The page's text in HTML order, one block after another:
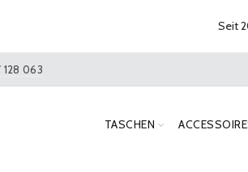
128 063
TASCHEN
Seit